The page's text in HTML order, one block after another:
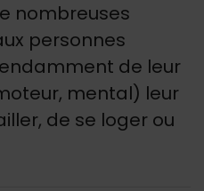
nombreuses
personnes
de leur
mental) leur
de se loger ou